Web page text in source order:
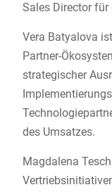
Sales Director für
Vera Batyalova
Partner-
strategischer
des Umsatzes.
Magdalena